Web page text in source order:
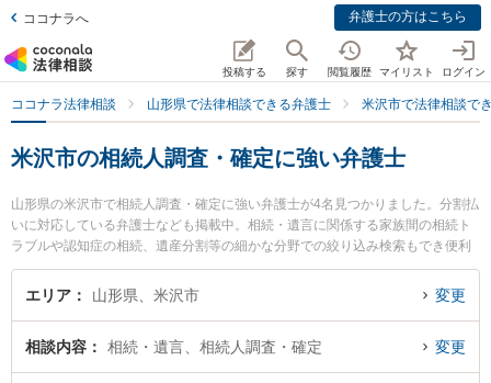
ココナラへ 弁護士の方はこちら
投稿する 探す 閲覧履歴 マイリスト ログイン
ココナラ法律相談 山形県で法律相談できる弁護士 米沢市で法律相談で
米沢市の相続人調査・確定に強い弁護士
山形県の米沢市で相続人調査・確定に強い弁護士が4名見つかりました。分割払
いに対応している弁護士なども掲載中。相続・遺言に関係する家族間の相続ト
ラブルや認知症の相続、遺産分割等の細かな分野での絞り込み検索もでき便利
です。特にべに花法律事務所の東海林 寛子弁護士や長岡克典法律事務所の長岡
克典弁護士、米沢舞鶴法律事務所の遠藤 正紀弁護士のプロフィール情報や弁護
のトラブル解決の実績豊富な近くの弁護士を検索したい』『初回相談無料で相
続人調査・確定を法律相談できる米沢市内の弁護士に相談予約したい』などで
エリア 山形県、米沢市 変更
相談内容 相続・遺言、相続人調査・確定 変更